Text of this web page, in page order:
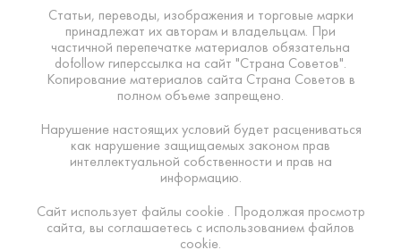
Статьи, переводы, изображения и торговые марки
принадлежат их авторам и владельцам. При
частичной перепечатке материалов обязательна
dofollow гиперссылка на сайт "Страна Советов".
Копирование материалов сайта Страна Советов в
полном объеме запрещено.
Нарушение настоящих условий будет расцениваться
как нарушение защищаемых законом прав
интеллектуальной собственности и прав на
информацию.
Сайт использует файлы cookie . Продолжая просмотр
сайта, вы соглашаетесь с использованием файлов
cookie.